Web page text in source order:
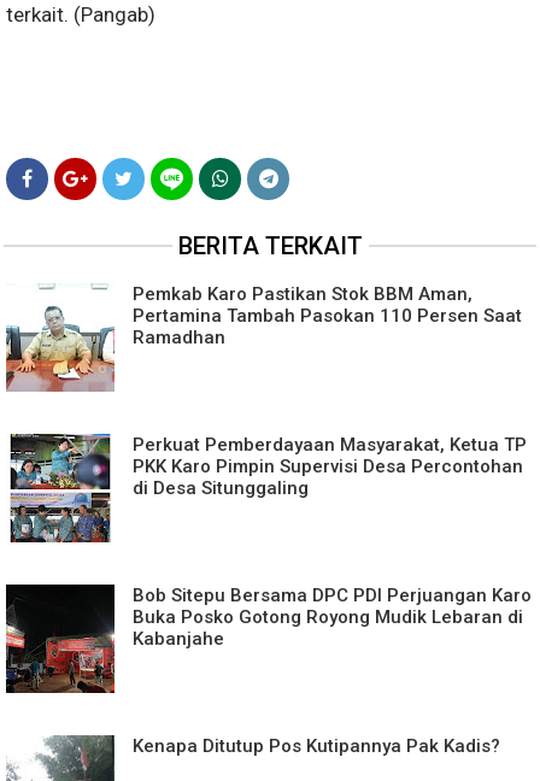
terkait. (Pangab)
BERITA TERKAIT
Pemkab Karo Pastikan Stok BBM Aman,
Pertamina Tambah Pasokan 110 Persen Saat
Ramadhan
Perkuat Pemberdayaan Masyarakat, Ketua TP
PKK Karo Pimpin Supervisi Desa Percontohan
di Desa Situnggaling
Bob Sitepu Bersama DPC PDI Perjuangan Karo
Buka Posko Gotong Royong Mudik Lebaran di
Kabanjahe
Kenapa Ditutup Pos Kutipannya Pak Kadis?